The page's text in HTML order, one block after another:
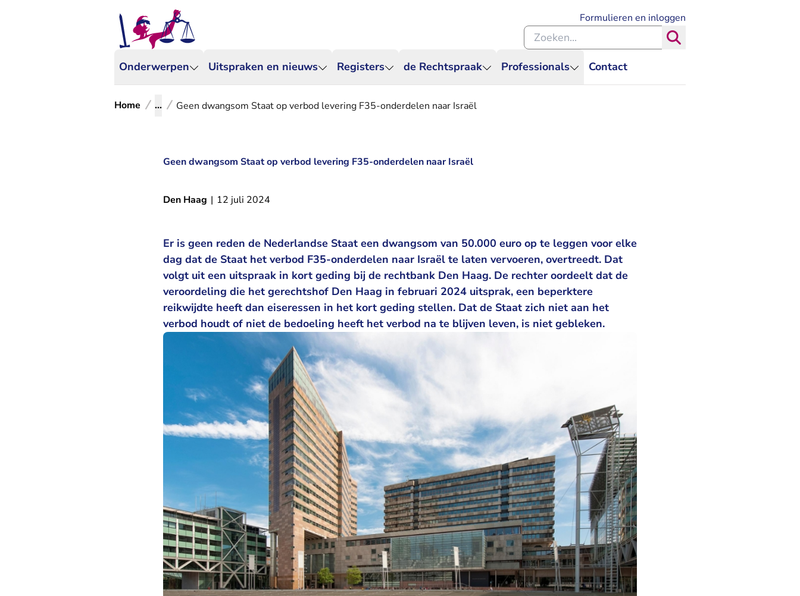
Onderwerpen Uitspraken en nieuws Registers de Rechtspraak Professionals Contact
Formulieren en inloggen
Zoeken binnen de Rechtspraak
Home ... Geen dwangsom Staat op verbod levering F35-onderdelen naar Israël
Geen dwangsom Staat op verbod levering F35-onderdelen naar Israël
Den Haag | 12 juli 2024
Er is geen reden de Nederlandse Staat een dwangsom van 50.000 euro op te leggen voor elke
dag dat de Staat het verbod F35-onderdelen naar Israël te laten vervoeren, overtreedt. Dat
volgt uit een uitspraak in kort geding bij de rechtbank Den Haag. De rechter oordeelt dat de
veroordeling die het gerechtshof Den Haag in februari 2024 uitsprak, een beperktere
reikwijdte heeft dan eiseressen in het kort geding stellen. Dat de Staat zich niet aan het
verbod houdt of niet de bedoeling heeft het verbod na te blijven leven, is niet gebleken.